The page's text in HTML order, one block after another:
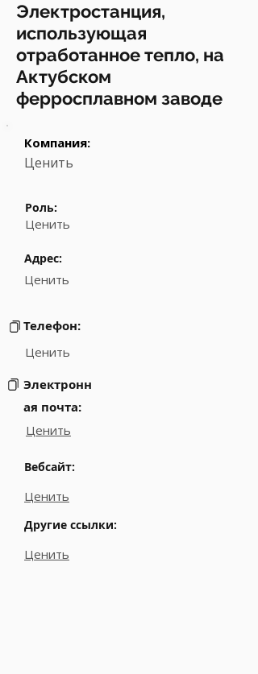
Электростанция,
использующая
отработанное тепло, на
Актубском
ферросплавном заводе
Компания:
Ценить
Роль:
Ценить
Адрес:
Ценить
Телефон:
Ценить
Электронн
ая почта:
Ценить
Вебсайт:
Ценить
Другие ссылки:
Ценить